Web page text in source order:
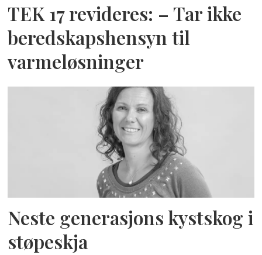
TEK 17 revideres: – Tar ikke
beredskapshensyn til
varmeløsninger
Neste generasjons kystskog i
støpeskja